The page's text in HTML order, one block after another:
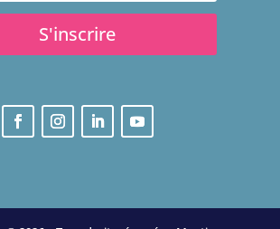
S'inscrire